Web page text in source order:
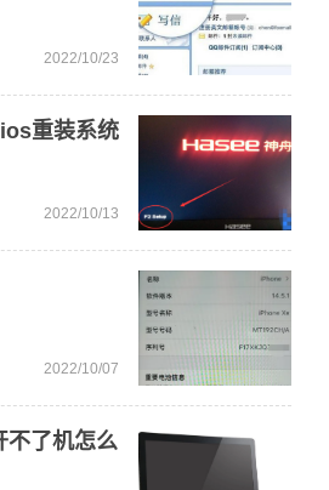
2022/10/23
重装系统
2022/10/13
2022/10/07
不了机怎么